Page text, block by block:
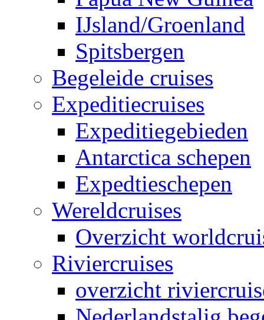
IJsland/Groenland
Spitsbergen
Begeleide cruises
Expeditiecruises
Expeditiegebieden
Antarctica schepen
Expedtieschepen
Wereldcruises
Overzicht
Riviercruises
overzicht